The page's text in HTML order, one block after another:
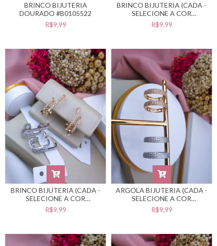
BRINCO BIJUTERIA
DOURADO #B0105522
R$9,99
BRINCO BIJUTERIA (CADA -
SELECIONE A COR
DESEJADA) #B0105518
R$9,99
BRINCO BIJUTERIA (CADA -
SELECIONE A COR
DESEJADA) #B0105517
R$9,99
ARGOLA BIJUTERIA (CADA -
SELECIONE A COR
DESEJADA) #B0105516
R$9,99